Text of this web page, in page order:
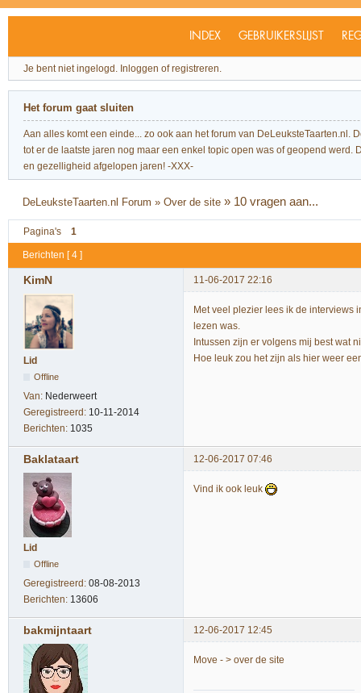
INDEX GEBRUIKERSLIJST
Je bent niet ingelogd. Inloggen of registreren.
Het forum gaat sluiten
Aan alles komt een einde... zo ook aan het forum van
tot er de laatste jaren nog maar een enkel topic open was of geopend
en gezelligheid afgelopen jaren! -XXX-
DeLeuksteTaarten.nl Forum »Over de site » 10 vragen aan...
Pagina's 1
Berichten [ 4 ]
KimN 11-06-2017 22:16
Lid
Offline
Van: Nederweert
Geregistreerd: 10-11-2014
Berichten: 1035
Met veel plezier lees ik de interviews
lezen was.
Intussen zijn er volgens mij best wat
Hoe leuk zou het zijn als hier weer
Baklataart 12-06-2017 07:46
Lid
Offline
Geregistreerd: 08-08-2013
Berichten: 13606
Vind ik ook leuk
bakmijntaart 12-06-2017 12:45
Move - > over de site